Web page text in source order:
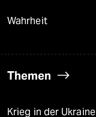
Wahrheit
Themen
Krieg in der Ukraine